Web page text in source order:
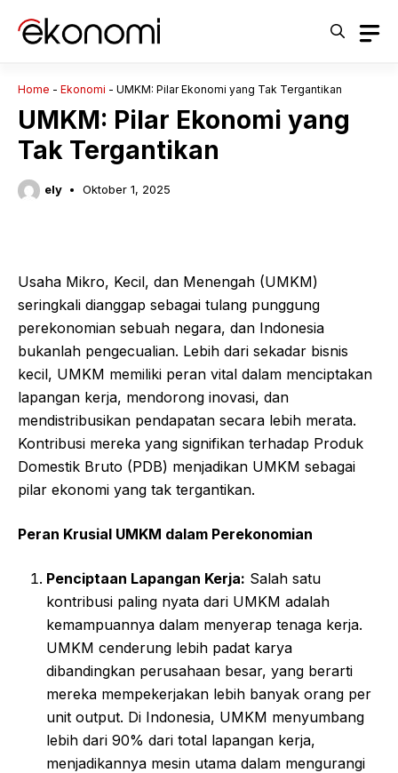
Home - Ekonomi - UMKM: Pilar Ekonomi yang Tak Tergantikan
UMKM: Pilar Ekonomi yang
Tak Tergantikan
ely Oktober 1, 2025
Usaha Mikro, Kecil, dan Menengah (UMKM)
seringkali dianggap sebagai tulang punggung
perekonomian sebuah negara, dan Indonesia
bukanlah pengecualian. Lebih dari sekadar bisnis
kecil, UMKM memiliki peran vital dalam menciptakan
lapangan kerja, mendorong inovasi, dan
mendistribusikan pendapatan secara lebih merata.
Kontribusi mereka yang signifikan terhadap Produk
Domestik Bruto (PDB) menjadikan UMKM sebagai
pilar ekonomi yang tak tergantikan.
Peran Krusial UMKM dalam Perekonomian
Penciptaan Lapangan Kerja: Salah satu
kontribusi paling nyata dari UMKM adalah
kemampuannya dalam menyerap tenaga kerja.
UMKM cenderung lebih padat karya
dibandingkan perusahaan besar, yang berarti
mereka mempekerjakan lebih banyak orang per
unit output. Di Indonesia, UMKM menyumbang
lebih dari 90% dari total lapangan kerja,
menjadikannya mesin utama dalam mengurangi